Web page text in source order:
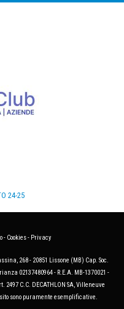
24-25
- Cookies- Privacy
268 - 20851 Lissone (MB) Cap. Soc.
02137480964 - R.E.A. MB-1370021 -
2497 C.C. DECATHLON SA, Villeneuve
sono puramente esemplificative.